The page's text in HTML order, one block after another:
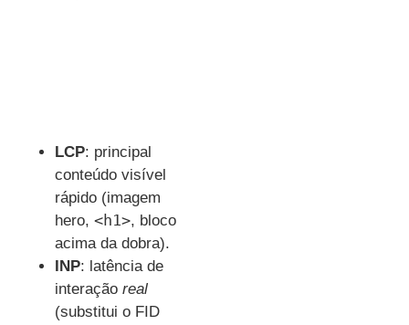
LCP: principal
conteúdo visível
rápido (imagem
hero, <h1>, bloco
acima da dobra).
INP: latência de
interação real
(substitui o FID